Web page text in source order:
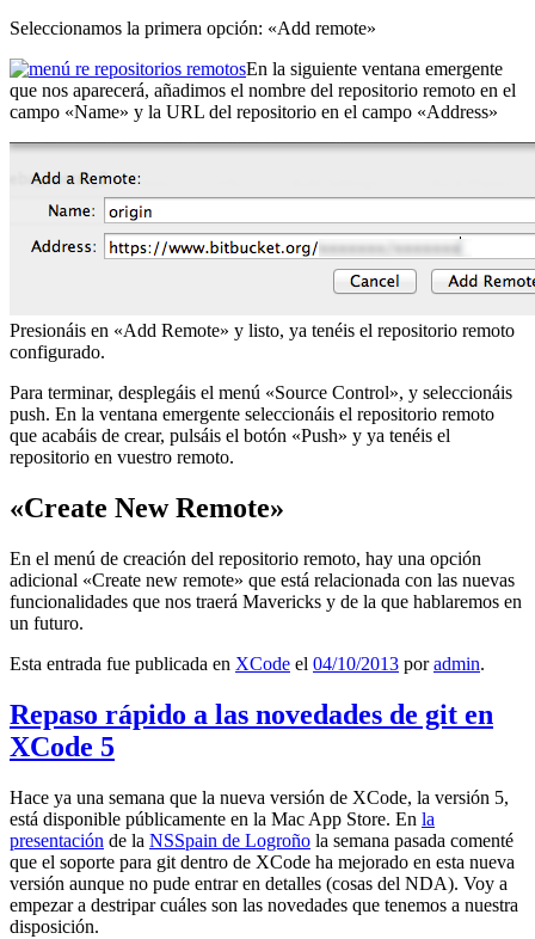
Seleccionamos la primera opción: «Add remote»
En la siguiente ventana emergente
que nos aparecerá, añadimos el nombre del repositorio remoto en el
campo «Name» y la URL del repositorio en el campo «Address»
Presionáis en «Add Remote» y listo, ya tenéis el repositorio remoto
configurado.
Para terminar, desplegáis el menú «Source Control», y seleccionáis
push. En la ventana emergente seleccionáis el repositorio remoto
que acabáis de crear, pulsáis el botón «Push» y ya tenéis el
repositorio en vuestro remoto.
«Create New Remote»
En el menú de creación del repositorio remoto, hay una opción
adicional «Create new remote» que está relacionada con las nuevas
funcionalidades que nos traerá Mavericks y de la que hablaremos en
un futuro.
Esta entrada fue publicada en XCode el 04/10/2013 poradmin.
Repaso rápido a las novedades de git en
XCode 5
Hace ya una semana que la nueva versión de XCode, la versión 5,
está disponible públicamente en la Mac App Store. En la
presentación de la NSSpain de Logroño la semana pasada comenté
que el soporte para git dentro de XCode ha mejorado en esta nueva
versión aunque no pude entrar en detalles (cosas del NDA). Voy a
empezar a destripar cuáles son las novedades que tenemos a nuestra
disposición.